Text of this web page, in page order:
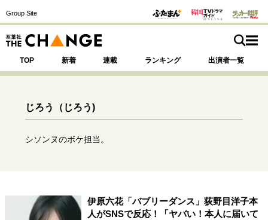
Group Site
TOP 新着 連載 ランキング 出演者一覧
SPECIAL 注目の記事テーマで探す
運命を変えた出会い 決断の裏側
挫折からの再起
未知への挑戦
プロフェッショナルの矜持
じろう （じろう)
シソンヌのボケ担当。
伊原六花「バブリーダンス」荻野目洋子本
人がSNSで反応！「ヤバい！本人に届いて